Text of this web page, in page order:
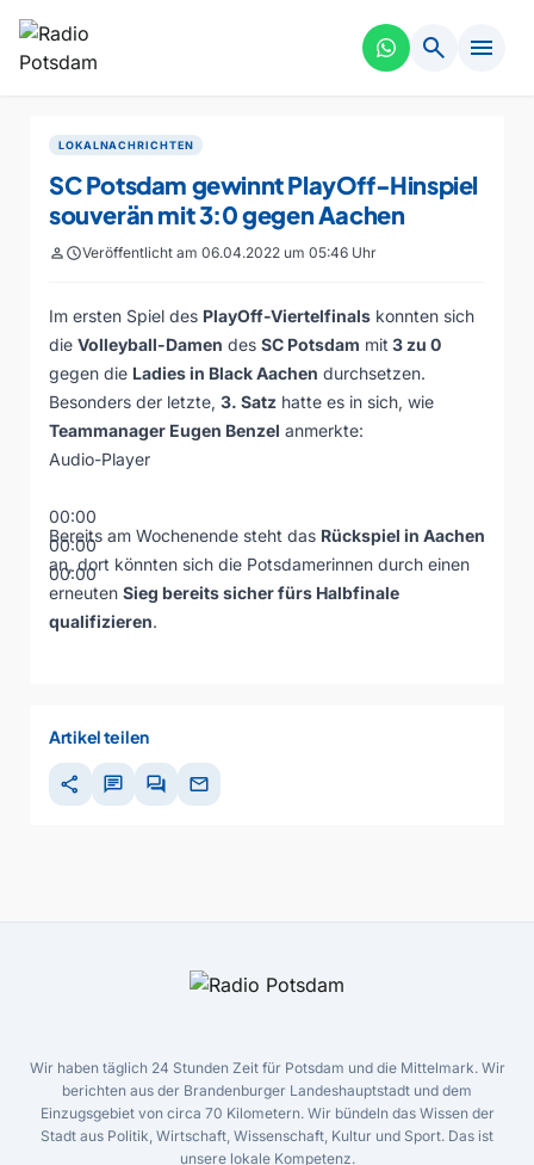
search menu
LOKALNACHRICHTEN
SC Potsdam gewinnt PlayOff-Hinspiel
souverän mit 3:0 gegen Aachen
personscheduleVeröffentlicht am 06.04.2022 um 05:46 Uhr
Im ersten Spiel des PlayOff-Viertelfinals konnten sich
die Volleyball-Damen des SC Potsdam mit 3 zu 0
gegen die Ladies in Black Aachen durchsetzen.
Besonders der letzte, 3. Satz hatte es in sich, wie
Teammanager Eugen Benzel anmerkte:
Audio-Player
00:00
00:00
00:00
Bereits am Wochenende steht das Rückspiel in Aachen
an, dort könnten sich die Potsdamerinnen durch einen
erneuten Sieg bereits sicher fürs Halbfinale
qualifizieren.
Artikel teilen
share chat forum mail
Wir haben täglich 24 Stunden Zeit für Potsdam und die Mittelmark. Wir
berichten aus der Brandenburger Landeshauptstadt und dem
Einzugsgebiet von circa 70 Kilometern. Wir bündeln das Wissen der
Stadt aus Politik, Wirtschaft, Wissenschaft, Kultur und Sport. Das ist
unsere lokale Kompetenz.